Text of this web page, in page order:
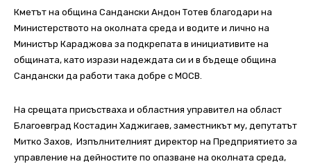
Кметът на община Сандански Андон Тотев благодари на
Министерството на околната среда и водите и лично на
Министър Караджова за подкрепата в инициативите на
общината, като изрази надеждата си и в бъдеще община
Сандански да работи така добре с МОСВ.
На срещата присъстваха и областния управител на област
Благоевград Костадин Хаджигаев, заместникът му, депутатът
Митко Захов, Изпълнителният директор на Предприятието за
управление на дейностите по опазване на околната среда,